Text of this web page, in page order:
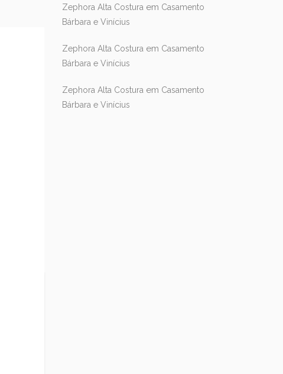
Zephora Alta Costuraem Casamento
Bárbara e Vinícius
Zephora Alta Costuraem Casamento
Bárbara e Vinícius
Zephora Alta Costuraem Casamento
Bárbara e Vinícius